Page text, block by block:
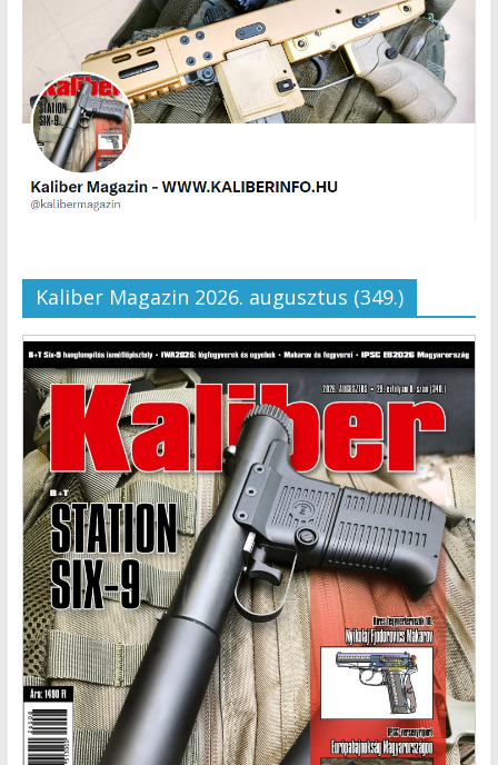
Kaliber Magazin 2026. augusztus (349.)